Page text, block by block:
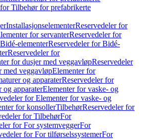
Tilbehør for prefabrikerte
InstallasjonselementerReservedeler for
for servanterReservedeler for
Bidé-elementerReservedeler for Bidé-
Reservedeler for
for dusjer med veggavløpReservedeler
med veggavløpElementer for
og apparaterReservedeler for
og apparaterElementer for vaske- og
for Elementer for vaske- og
for konsollerTilbehørReservedeler for
for TilbehørFor
for For systemveggerFor
for For tilførselssystemerFor